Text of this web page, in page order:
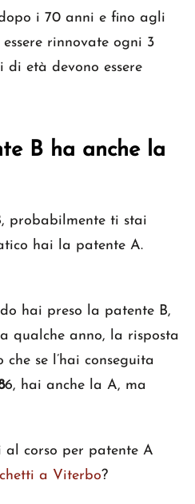
i 70 anni e fino agli
rinnovate ogni 3
età devono essere
B ha anche la
probabilmente ti stai
hai la patente A.
hai preso la patente B,
qualche anno, la risposta
se l’hai conseguita
6, hai anche la A, ma
al corso per patente A
a Viterbo?